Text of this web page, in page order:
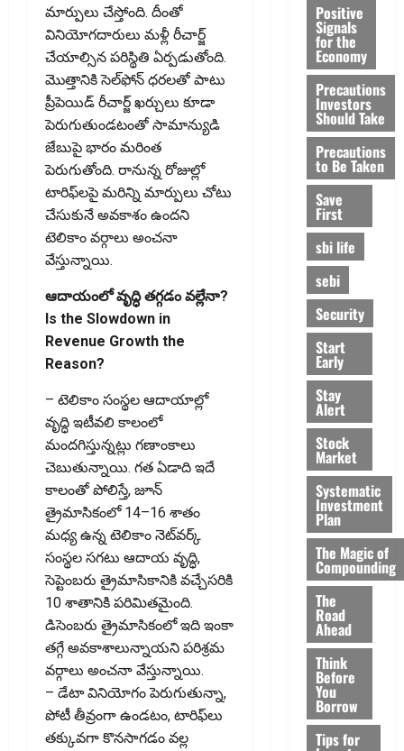
మార్పులు చేస్తోంది. దీంతో
వినియోగదారులు మళ్లీ రీచార్జ్‌
చేయాల్సిన పరిస్థితి ఏర్పడుతోంది.
మొత్తానికి సెల్‌ఫోన్‌ ధరలతో పాటు
ప్రీపెయిడ్‌ రీచార్జ్‌ ఖర్చులు కూడా
పెరుగుతుండటంతో సామాన్యుడి
జేబుపై భారం మరింత
పెరుగుతోంది. రానున్న రోజుల్లో
టారిఫ్‌లపై మరిన్ని మార్పులు చోటు
చేసుకునే అవకాశం ఉందని
టెలికాం వర్గాలు అంచనా
వేస్తున్నాయి.
ఆదాయంలో వృద్ధి తగ్గడం వల్లేనా?
Is the Slowdown in
Revenue Growth the
Reason?
– టెలికాం సంస్థల ఆదాయాల్లో
వృద్ధి ఇటీవలి కాలంలో
మందగిస్తున్నట్లు గణాంకాలు
చెబుతున్నాయి. గత ఏడాది ఇదే
కాలంతో పోలిస్తే, జూన్‌
త్రైమాసికంలో 14–16 శాతం
మధ్య ఉన్న టెలికాం నెట్‌వర్క్‌
సంస్థల సగటు ఆదాయ వృద్ధి,
సెప్టెంబరు త్రైమాసికానికి వచ్చేసరికి
10 శాతానికి పరిమితమైంది.
డిసెంబరు త్రైమాసికంలో ఇది ఇంకా
తగ్గే అవకాశాలున్నాయని పరిశ్రమ
వర్గాలు అంచనా వేస్తున్నాయి.
– డేటా వినియోగం పెరుగుతున్నా,
పోటీ తీవ్రంగా ఉండటం, టారిఫ్‌లు
తక్కువగా కొనసాగడం వల్ల
Positive
Signals
for the
Economy
Precautions
Investors
Should Take
Precautions
to Be Taken
Save
First
sbi life
sebi
Security
Start
Early
Stay
Alert
Stock
Market
Systematic
Investment
Plan
The Magic of
Compounding
The
Road
Ahead
Think
Before
You
Borrow
Tips for